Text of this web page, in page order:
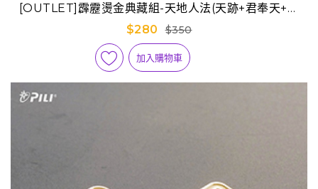
[OUTLET]霹靂燙金典藏組-天地人法(天跡+君奉天+地
冥+人覺)
$280 $350
加入購物車